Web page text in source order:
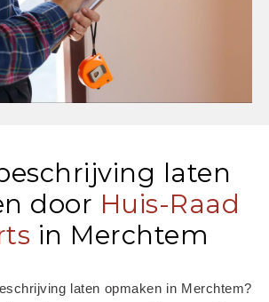
laten
door Huis-Raad
in Merchtem
laten opmaken in Merchtem?